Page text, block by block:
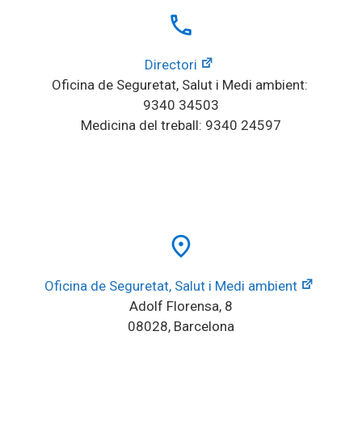
local_phone
Directori
Oficina de Seguretat, Salut i Medi ambient:
9340 34503
Medicina del treball: 9340 24597
place
Oficina de Seguretat, Salut i Medi ambient
Adolf Florensa, 8
08028, Barcelona